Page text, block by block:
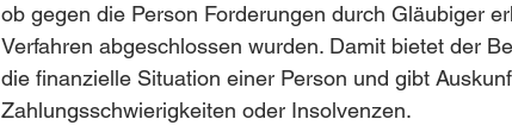
ob gegen die Person Forderungen durch Gläubiger
Verfahren abgeschlossen wurden. Damit bietet der
die finanzielle Situation einer Person und gibt
Zahlungsschwierigkeiten oder Insolvenzen.